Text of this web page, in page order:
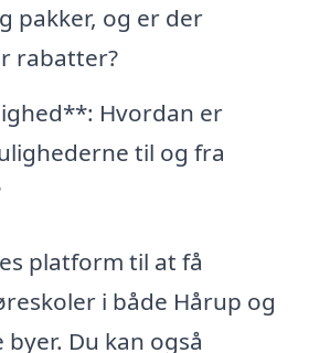
pakker, og er der
rabatter?
Hvordan er
til og fra
platform til at få
i både Hårup og
Du kan også